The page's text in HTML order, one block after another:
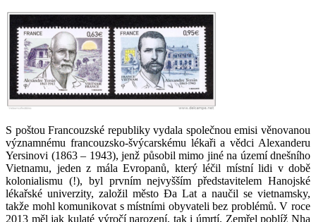
S poštou Francouzské republiky vydala společnou emisi věnovanou
významnému francouzsko-švýcarskému lékaři a vědci Alexanderu
Yersinovi (1863 – 1943), jenž působil mimo jiné na území dnešního
Vietnamu, jeden z mála Evropanů, který léčil místní lidi v době
kolonialismu (!), byl prvním nejvyšším představitelem Hanojské
lékařské univerzity, založil město Ða Lat a naučil se vietnamsky,
takže mohl komunikovat s místními obyvateli bez problémů. V roce
2013 měl jak kulaté výročí narození, tak i úmrtí. Zemřel poblíž Nha